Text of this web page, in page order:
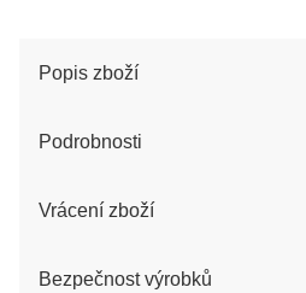
Popis zboží
Podrobnosti
Vrácení zboží
Bezpečnost výrobků